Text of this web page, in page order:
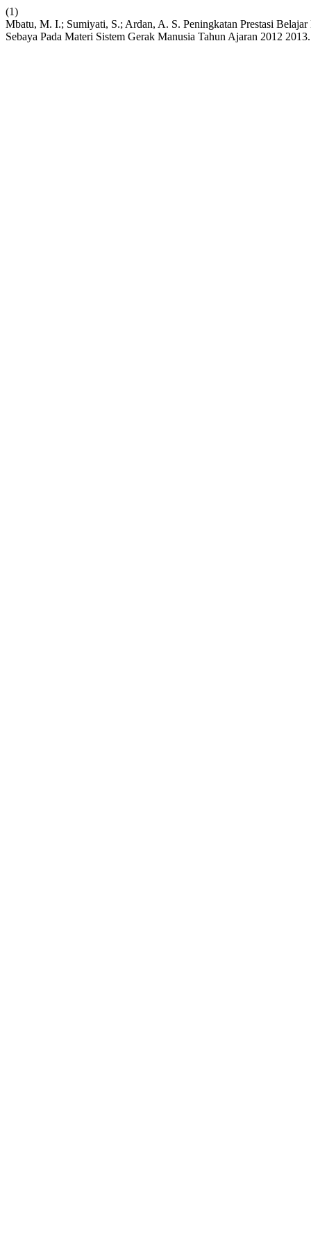
(1)
Mbatu, M. I.; Sumiyati, S.; Ardan, A. S. Peningkatan Prestasi
Sebaya Pada Materi Sistem Gerak Manusia Tahun Ajaran 2012